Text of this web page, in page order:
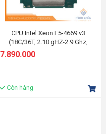
CPU Intel Xeon E5-4669 v3
(18C/36T, 2.10 gHZ-2.9 Ghz,
45MB) LGA2011-3
7.890.000
Còn hàng